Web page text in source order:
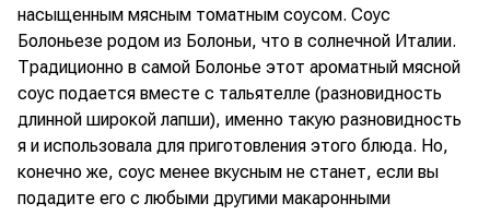
насыщенным мясным томатным соусом. Соус
Болоньезе родом из Болоньи, что в солнечной Италии.
Традиционно в самой Болонье этот ароматный мясной
соус подается вместе с тальятелле (разновидность
длинной широкой лапши), именно такую разновидность
я и использовала для приготовления этого блюда. Но,
конечно же, соус менее вкусным не станет, если вы
подадите его с любыми другими макаронными